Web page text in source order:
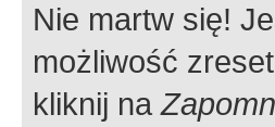
Nie martw się!
możliwość
kliknij na